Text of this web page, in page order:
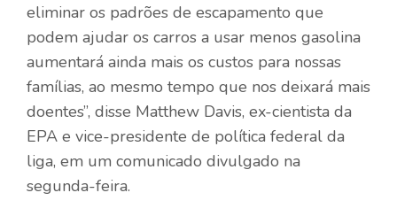
eliminar os padrões de escapamento que
podem ajudar os carros a usar menos gasolina
aumentará ainda mais os custos para nossas
famílias, ao mesmo tempo que nos deixará mais
doentes”, disse Matthew Davis, ex-cientista da
EPA e vice-presidente de política federal da
liga, em um comunicado divulgado na
segunda-feira.